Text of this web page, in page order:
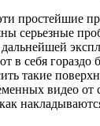
простейшие
серьезные
в себя
такие
видео от